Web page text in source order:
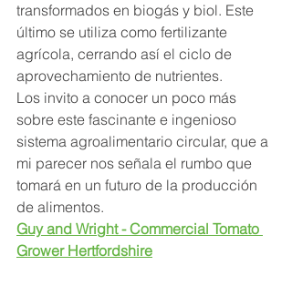
transformados en biogás y biol. Este
último se utiliza como fertilizante
agrícola, cerrando así el ciclo de
aprovechamiento de nutrientes.
Los invito a conocer un poco más
sobre este fascinante e ingenioso
sistema agroalimentario circular, que a
mi parecer nos señala el rumbo que
tomará en un futuro de la producción
de alimentos.
Guy and Wright - Commercial Tomato
Grower Hertfordshire